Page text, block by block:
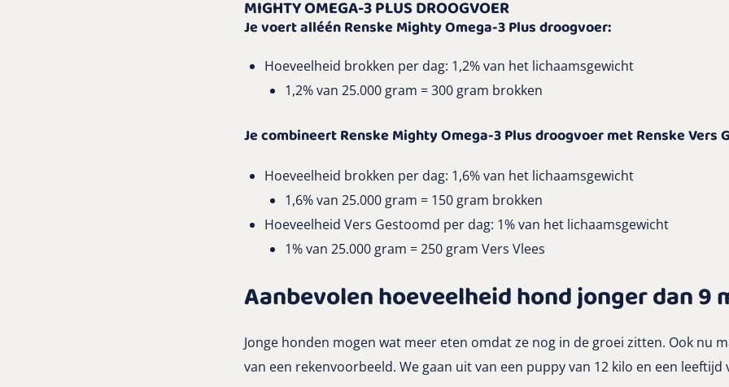
MIGHTY OMEGA-3 PLUS DROOGVOER
Je voert alléén Renske Mighty Omega-3 Plus droogvoer:
Hoeveelheid brokken per dag: 1,2% van het lichaamsgewicht
1,2% van 25.000 gram = 300 gram brokken
Je combineert Renske Mighty Omega-3 Plus droogvoer met Renske Vers
Hoeveelheid brokken per dag: 1,6% van het lichaamsgewicht
1,6% van 25.000 gram = 150 gram brokken
Hoeveelheid Vers Gestoomd per dag: 1% van het lichaamsgewicht
1% van 25.000 gram = 250 gram Vers Vlees
Aanbevolen hoeveelheid hond jonger dan 9
Jonge honden mogen wat meer eten omdat ze nog in de groei zitten. Ook nu
van een rekenvoorbeeld. We gaan uit van een puppy van 12 kilo en een leeftijd